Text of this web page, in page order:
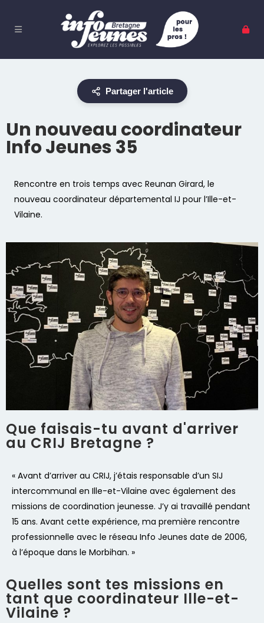
Partager l'article
Un nouveau coordinateur
Info Jeunes 35
Rencontre en trois temps avec Reunan Girard, le
nouveau coordinateur départemental IJ pour l’Ille-et-
Vilaine.
Que faisais-tu avant d'arriver
au CRIJ Bretagne ?
« Avant d’arriver au CRIJ, j’étais responsable d’un SIJ
intercommunal en Ille-et-Vilaine avec également des
missions de coordination jeunesse. J’y ai travaillé pendant
15 ans. Avant cette expérience, ma première rencontre
professionnelle avec le réseau Info Jeunes date de 2006,
à l’époque dans le Morbihan. »
Quelles sont tes missions en
tant que coordinateur Ille-et-
Vilaine ?